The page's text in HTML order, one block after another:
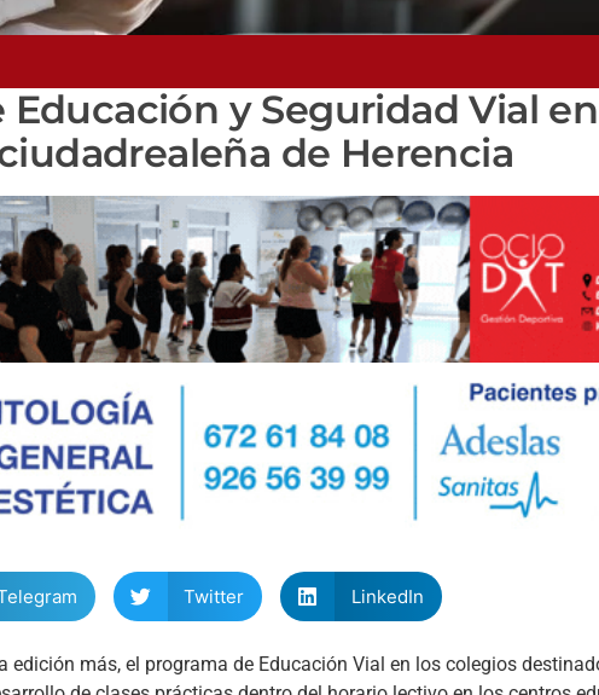
Educación y Seguridad Vial
de Herencia
Twitter LinkedIn
edición más, el programa de Educación Vial en los colegios